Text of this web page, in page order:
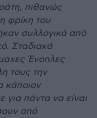
πιθανώς
φρίκη του
συλλογικά από
Σταδιακά
Ένοπλες
τους την
κάποιον
πάντα να είναι
από